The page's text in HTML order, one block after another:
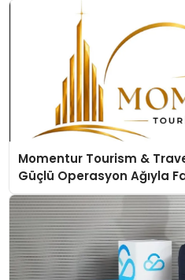
Momentur Tourism &
Güçlü Operasyon Ağıyla